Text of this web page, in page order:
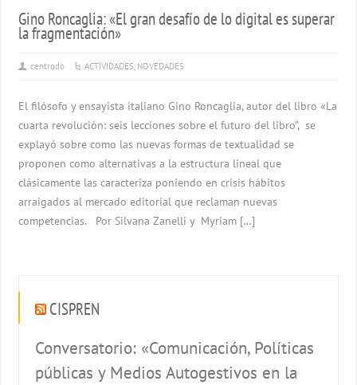
Gino Roncaglia: «El gran desafío de lo digital es superar
la fragmentación»
centrodo ACTIVIDADES, NOVEDADES
El filósofo y ensayista italiano Gino Roncaglia, autor del libro «La
cuarta revolución: seis lecciones sobre el futuro del libro”, se
explayó sobre como las nuevas formas de textualidad se
proponen como alternativas a la estructura lineal que
clásicamente las caracteriza poniendo en crisis hábitos
arraigados al mercado editorial que reclaman nuevas
competencias. Por Silvana Zanelli y Myriam […]
CISPREN
Conversatorio: «Comunicación, Políticas
públicas y Medios Autogestivos en la